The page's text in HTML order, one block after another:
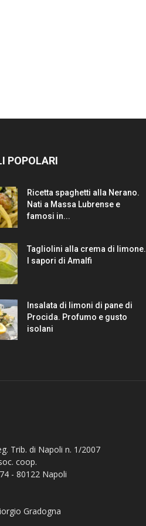
POPOLARI
Ricetta spaghetti alla Nerano.
Nati a Massa Lubrense e
famosi in...
Tagliolini alla crema di limone.
I sapori di Amalfi
Insalata di limoni di pane di
Procida. Profumo e gusto
isolani
Trib. di Napoli n. 1/2007
coop.
- 80122 Napoli
Gradogna